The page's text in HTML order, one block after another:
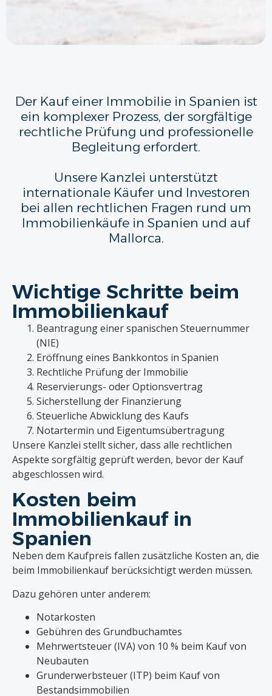
Der Kauf einer Immobilie in Spanien ist
ein komplexer Prozess, der sorgfältige
rechtliche Prüfung und professionelle
Begleitung erfordert.
Unsere Kanzlei unterstützt
internationale Käufer und Investoren
bei allen rechtlichen Fragen rund um
Immobilienkäufe in Spanien und auf
Mallorca.
Wichtige Schritte beim
Immobilienkauf
Beantragung einer spanischen Steuernummer
(NIE)
Eröffnung eines Bankkontos in Spanien
Rechtliche Prüfung der Immobilie
Reservierungs- oder Optionsvertrag
Sicherstellung der Finanzierung
Steuerliche Abwicklung des Kaufs
Notartermin und Eigentumsübertragung
Unsere Kanzlei stellt sicher, dass alle rechtlichen
Aspekte sorgfältig geprüft werden, bevor der Kauf
abgeschlossen wird.
Kosten beim
Immobilienkauf in
Spanien
Neben dem Kaufpreis fallen zusätzliche Kosten an, die
beim Immobilienkauf berücksichtigt werden müssen.
Dazu gehören unter anderem:
Notarkosten
Gebühren des Grundbuchamtes
Mehrwertsteuer (IVA) von 10 % beim Kauf von
Neubauten
Grunderwerbsteuer (ITP) beim Kauf von
Bestandsimmobilien